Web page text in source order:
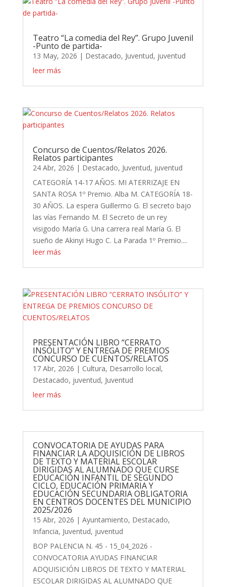
Teatro “La comedia del Rey”. Grupo Juvenil
-Punto de partida-
13 May, 2026 | Destacado, Juventud, juventud
leer más
Concurso de Cuentos/Relatos 2026.
Relatos participantes
24 Abr, 2026 | Destacado, Juventud, juventud
CATEGORÍA 14-17 AÑOS. MI ATERRIZAJE EN
SANTA ROSA 1º Premio. Alba M. CATEGORÍA 18-
30 AÑOS. La espera Guillermo G. El secreto bajo
las vías Fernando M. El Secreto de un rey
visigodo María G. Una carrera real María G. El
sueño de Akinyi Hugo C. La Parada 1º Premio....
leer más
PRESENTACIÓN LIBRO “CERRATO
INSÓLITO” Y ENTREGA DE PREMIOS
CONCURSO DE CUENTOS/RELATOS
17 Abr, 2026 | Cultura, Desarrollo local,
Destacado, juventud, Juventud
leer más
CONVOCATORIA DE AYUDAS PARA
FINANCIAR LA ADQUISICIÓN DE LIBROS
DE TEXTO Y MATERIAL ESCOLAR
DIRIGIDAS AL ALUMNADO QUE CURSE
EDUCACIÓN INFANTIL DE SEGUNDO
CICLO, EDUCACIÓN PRIMARIA Y
EDUCACIÓN SECUNDARIA OBLIGATORIA
EN CENTROS DOCENTES DEL MUNICIPIO
2025/2026
15 Abr, 2026 | Ayuntamiento, Destacado,
Infancia, Juventud, juventud
BOP PALENCIA N. 45 - 15_04_2026 -
CONVOCATORIA AYUDAS FINANCIAR
ADQUISICIÓN LIBROS DE TEXTO Y MATERIAL
ESCOLAR DIRIGIDAS AL ALUMNADO QUE